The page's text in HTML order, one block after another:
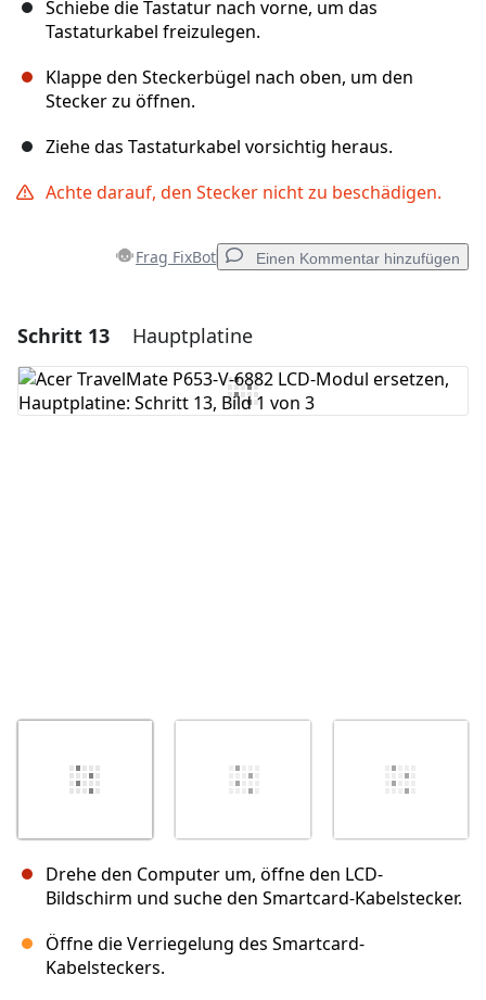
Schiebe die Tastatur nach vorne, um das
Tastaturkabel freizulegen.
Klappe den Steckerbügel nach oben, um den
Stecker zu öffnen.
Ziehe das Tastaturkabel vorsichtig heraus.
Achte darauf, den Stecker nicht zu beschädigen.
Frag FixBot Einen Kommentar hinzufügen
Einen Kommentar hinzufügen
Kommentar hinzufügen
Schritt 13 Hauptplatine
Drehe den Computer um, öffne den LCD-
Bildschirm und suche den Smartcard-Kabelstecker.
Öffne die Verriegelung des Smartcard-
Kabelsteckers.